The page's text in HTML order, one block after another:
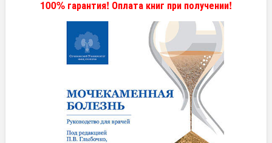
100% гарантия! Оплата книг при получении!